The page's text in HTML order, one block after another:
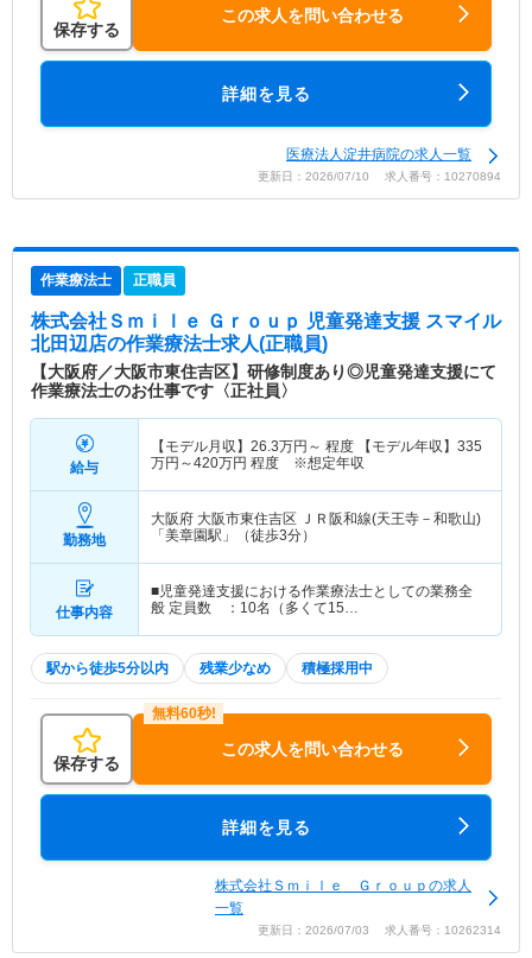
保存する
この求人を問い合わせる
詳細を見る
医療法人淀井病院の求人一覧
更新日：2026/07/10 求人番号：10270894
作業療法士 正職員
株式会社Ｓｍｉｌｅ Ｇｒｏｕｐ 児童発達支援 スマイル
北田辺店の作業療法士求人(正職員)
【大阪府／大阪市東住吉区】研修制度あり◎児童発達支援にて
作業療法士のお仕事です〈正社員〉
給与
【モデル月収】 26.3万円～ 程度 【モデル年収】 335
万円～420万円 程度 ※想定年収
勤務地
大阪府 大阪市東住吉区 ＪＲ阪和線(天王寺－和歌山)
「美章園駅」（徒歩3分）
仕事内容
■児童発達支援における作業療法士としての業務全
般 定員数 ：10名（多くて15…
駅から徒歩5分以内 残業少なめ 積極採用中
保存する
この求人を問い合わせる
詳細を見る
株式会社Ｓｍｉｌｅ Ｇｒｏｕｐの求人
一覧
更新日：2026/07/03 求人番号：10262314